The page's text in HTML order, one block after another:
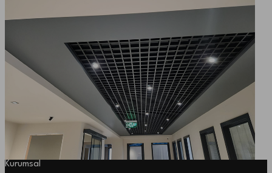
Kurumsal